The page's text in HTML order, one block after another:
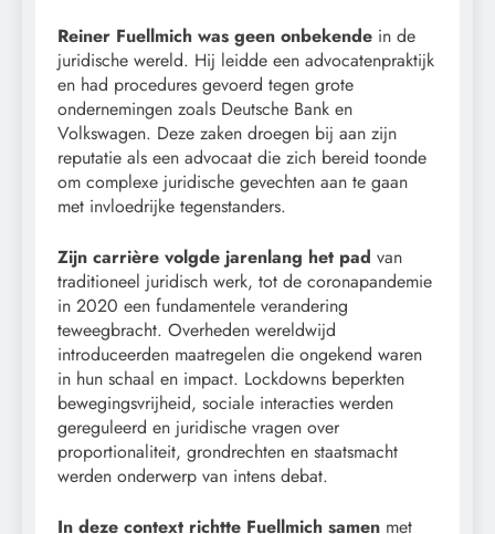
Reiner Fuellmich was geen onbekende in de
juridische wereld. Hij leidde een advocatenpraktijk
en had procedures gevoerd tegen grote
ondernemingen zoals Deutsche Bank en
Volkswagen. Deze zaken droegen bij aan zijn
reputatie als een advocaat die zich bereid toonde
om complexe juridische gevechten aan te gaan
met invloedrijke tegenstanders.
Zijn carrière volgde jarenlang het pad van
traditioneel juridisch werk, tot de coronapandemie
in 2020 een fundamentele verandering
teweegbracht. Overheden wereldwijd
introduceerden maatregelen die ongekend waren
in hun schaal en impact. Lockdowns beperkten
bewegingsvrijheid, sociale interacties werden
gereguleerd en juridische vragen over
proportionaliteit, grondrechten en staatsmacht
werden onderwerp van intens debat.
In deze context richtte Fuellmich samen met